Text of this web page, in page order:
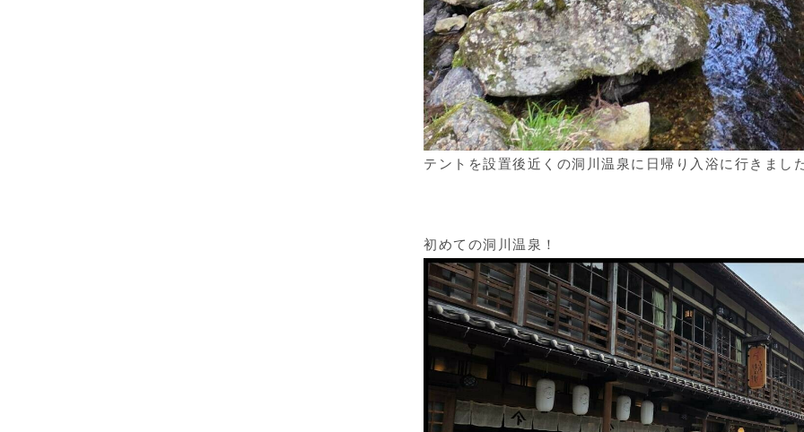
テントを設置後近くの洞川温泉に日帰り入浴に行きまし
初めての洞川温泉！